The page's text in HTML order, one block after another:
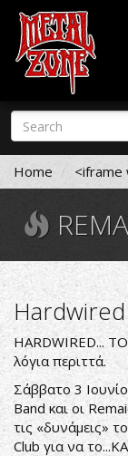
Skip
main
content
Search
form
Search
Home <iframe
HARDWIRED...
λόγια περιττά.
Σάββατο 3
Band και οι
τις «δυνάμεις»
Club για να